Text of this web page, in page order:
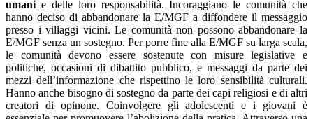
umani e delle loro responsabilità. Incoraggiano le comunità che
hanno deciso di abbandonare la E/MGF a diffondere il messaggio
presso i villaggi vicini. Le comunità non possono abbandonare la
E/MGF senza un sostegno. Per porre fine alla E/MGF su larga scala,
le comunità devono essere sostenute con misure legislative e
politiche, occasioni di dibattito pubblico, e messaggi da parte dei
mezzi dell’informazione che rispettino le loro sensibilità culturali.
Hanno anche bisogno di sostegno da parte dei capi religiosi e di altri
creatori di opinone. Coinvolgere gli adolescenti e i giovani è